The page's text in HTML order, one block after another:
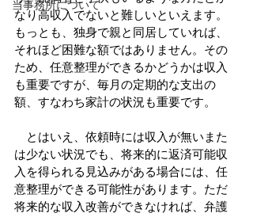
当事務所について
なり高収入でないと難しいといえます。
もっとも、独身で親と同居していれば、
それほど困難な額ではありません。その
ため、任意整理ができるかどうかは収入
も重要ですが、毎月の定期的な支出の
額、すなわち家計の状況も重要です。
とはいえ、依頼時には収入が無いまた
は少ない状況でも、将来的に返済可能収
入を得られる見込みがある場合には、任
意整理ができる可能性があります。ただ
将来的な収入改善ができなければ、弁護